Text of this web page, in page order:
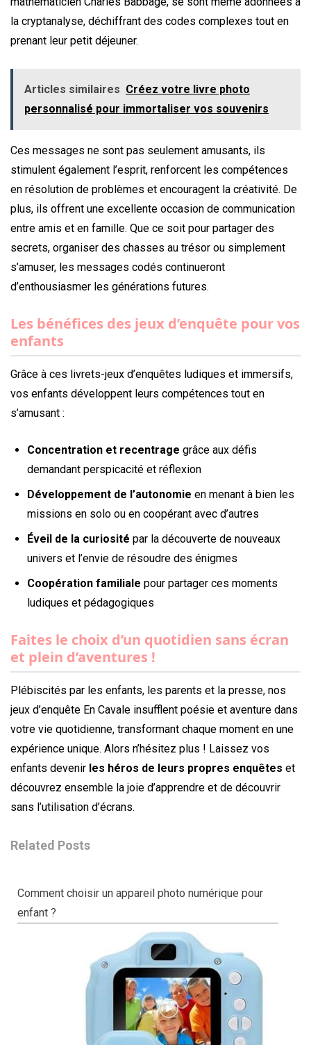
la cryptanalyse, déchiffrant des codes complexes tout en
prenant leur petit déjeuner.
Articles similaires Créez votre livre photo
personnalisé pour immortaliser vos souvenirs
Ces messages ne sont pas seulement amusants, ils
stimulent également l’esprit, renforcent les compétences
en résolution de problèmes et encouragent la créativité. De
plus, ils offrent une excellente occasion de communication
entre amis et en famille. Que ce soit pour partager des
secrets, organiser des chasses au trésor ou simplement
s’amuser, les messages codés continueront
d’enthousiasmer les générations futures.
Les bénéfices des jeux d’enquête pour vos
enfants
Grâce à ces livrets-jeux d’enquêtes ludiques et immersifs,
vos enfants développent leurs compétences tout en
s’amusant :
Concentration et recentrage grâce aux défis
demandant perspicacité et réflexion
Développement de l’autonomie en menant à bien les
missions en solo ou en coopérant avec d’autres
Éveil de la curiosité par la découverte de nouveaux
univers et l’envie de résoudre des énigmes
Coopération familiale pour partager ces moments
ludiques et pédagogiques
Faites le choix d’un quotidien sans écran
et plein d’aventures !
Plébiscités par les enfants, les parents et la presse, nos
jeux d’enquête En Cavale insufflent poésie et aventure dans
votre vie quotidienne, transformant chaque moment en une
expérience unique. Alors n’hésitez plus ! Laissez vos
enfants devenir les héros de leurs propres enquêtes et
découvrez ensemble la joie d’apprendre et de découvrir
sans l’utilisation d’écrans.
Related Posts
Comment choisir un appareil photo numérique pour
enfant ?